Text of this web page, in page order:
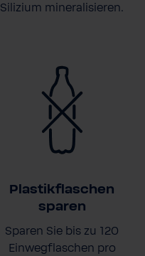
Silizium mineralisieren.
Plastikflaschen
sparen
Sparen Sie bis zu 120
Einwegflaschen pro